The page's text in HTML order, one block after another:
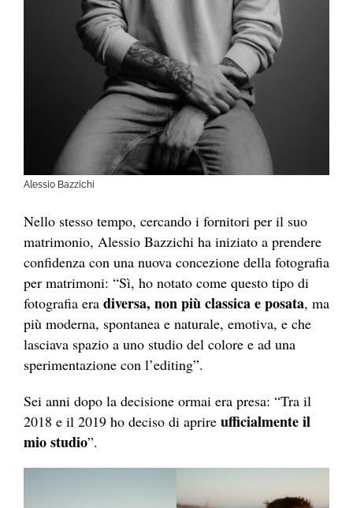
Alessio Bazzichi
Nello stesso tempo, cercando i fornitori per il suo
matrimonio, Alessio Bazzichi ha iniziato a prendere
confidenza con una nuova concezione della fotografia
per matrimoni: “Sì, ho notato come questo tipo di
fotografia era diversa, non più classica e posata, ma
più moderna, spontanea e naturale, emotiva, e che
lasciava spazio a uno studio del colore e ad una
sperimentazione con l’editing”.
Sei anni dopo la decisione ormai era presa: “Tra il
2018 e il 2019 ho deciso di aprire ufficialmente il
mio studio”.